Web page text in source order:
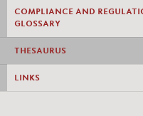
COMPLIANCE AND
GLOSSARY
THESAURUS
LINKS